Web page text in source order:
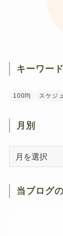
キーワー
100均 スケジ
月別
当ブログ